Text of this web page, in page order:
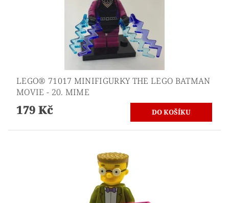
LEGO® 71017 MINIFIGURKY THE LEGO BATMAN
MOVIE - 20. MIME
179 Kč